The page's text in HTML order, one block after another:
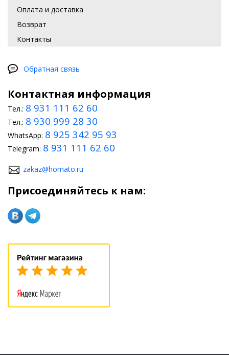
Оплата и доставка
Возврат
Контакты
Обратная связь
Контактная информация
Тел.: 8 931 111 62 60
Тел.: 8 930 999 28 30
WhatsApp: 8 925 342 95 93
Telegram: 8 931 111 62 60
zakaz@homato.ru
Присоединяйтесь к нам: